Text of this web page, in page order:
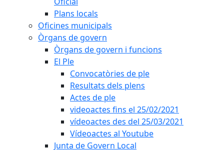
Plans locals
Oficines municipals
Òrgans de govern
Òrgans de govern i funcions
El Ple
Convocatòries de ple
Resultats dels plens
Actes de ple
videoactes fins el 25/02/2021
vídeoactes des del 25/03/2021
Vídeoactes al Youtube
Junta de Govern Local